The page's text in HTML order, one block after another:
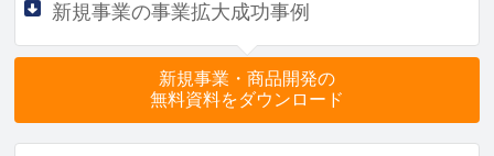
新規事業の事業拡大成功事例
新規事業・商品開発の
無料資料をダウンロード